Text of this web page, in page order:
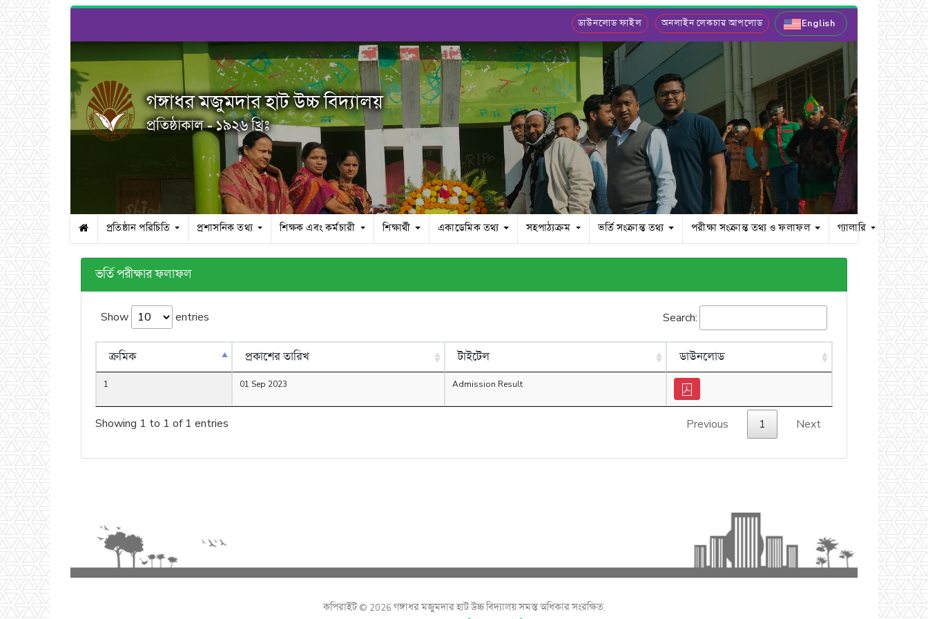
ডাউনলোড ফাইল অনলাইন লেকচার আপলোড English
গঙ্গাধর মজুমদার হাট উচ্চ বিদ্যালয়
প্রতিষ্ঠাকাল - ১৯২৬ খ্রিঃ
প্রতিষ্ঠান পরিচিতি প্রশাসনিক তথ্য শিক্ষক এবং কর্মচারী শিক্ষার্থী একাডেমিক তথ্য সহপাঠ্যক্রম ভর্তি সংক্রান্ত তথ্য পরীক্ষা সংক্রান্ত তথ্য ও ফলাফল গ্যালারি
ভর্তি পরীক্ষার ফলাফল
Show entries Search:
ক্রমিক প্রকাশের তারিখ টাইটেল ডাউনলোড
1 01 Sep 2023 Admission Result
Showing 1 to 1 of 1 entries Previous 1 Next
কপিরাইট © 2026 গঙ্গাধর মজুমদার হাট উচ্চ বিদ্যালয় সমস্ত অধিকার সংরক্ষিত.